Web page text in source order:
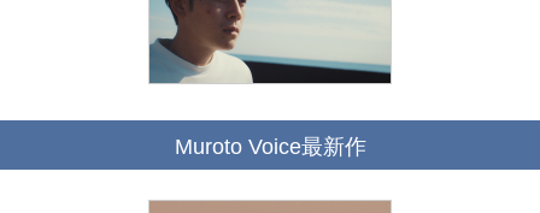
Muroto Voice最新作